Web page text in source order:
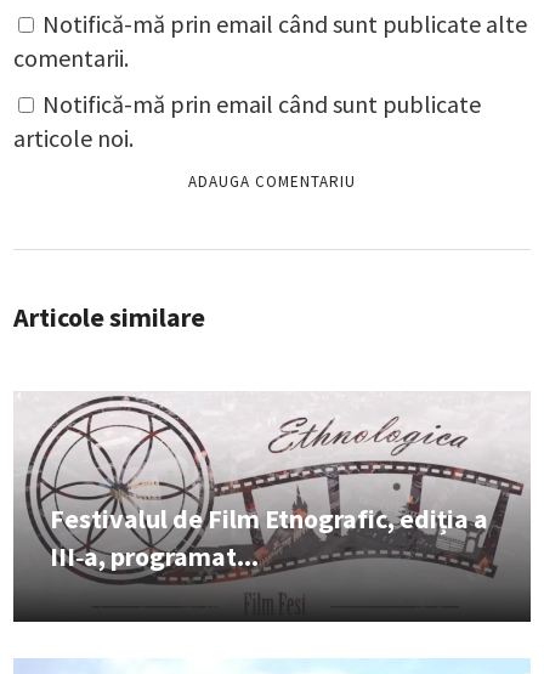
Notifică-mă prin email când sunt publicate alte
comentarii.
Notifică-mă prin email când sunt publicate
articole noi.
Articole similare
Festivalul de Film Etnografic, ediția a
III‑a, programat...